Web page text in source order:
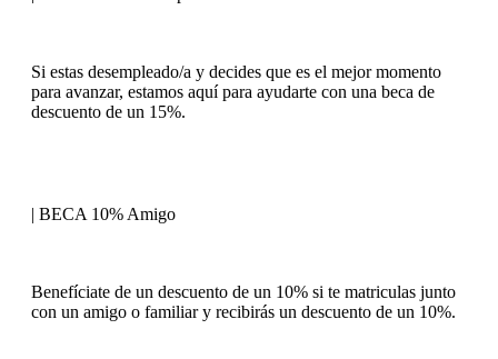
Si estas desempleado/a y decides que es el mejor momento
para avanzar, estamos aquí para ayudarte con una beca de
descuento de un 15%.
| BECA 10% Amigo
Benefíciate de un descuento de un 10% si te matriculas junto
con un amigo o familiar y recibirás un descuento de un 10%.